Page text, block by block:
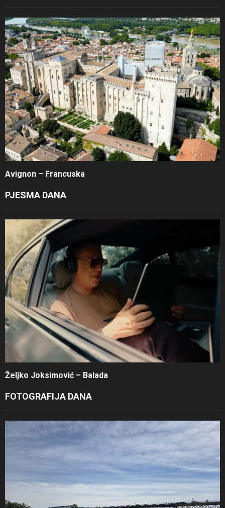
Avignon – Francuska
PJESMA DANA
Željko Joksimović – Balada
FOTOGRAFIJA DANA